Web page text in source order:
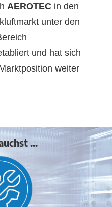
AEROTEC in den
unter den
und hat sich
weiter
...